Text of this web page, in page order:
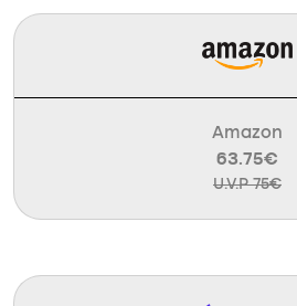
Amazon
63.75€
U.V.P 75€